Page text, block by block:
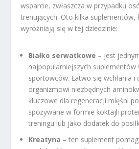
wsparcie, zwłaszcza w przypadku
trenujących. Oto kilka suplementów,
wyróżniają się w tej dziedzinie:
Białko serwatkowe – jest
najpopularniejszych suplementów
sportowców. Łatwo się wchłania i
organizmowi niezbędnych
kluczowe dla regeneracji mięśni
spożywane w formie koktajli
treningu lub jako dodatek do
Kreatyna – ten suplement